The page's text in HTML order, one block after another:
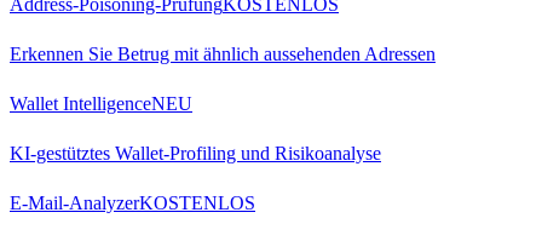
Address-Poisoning-PrüfungKOSTENLOS
Erkennen Sie Betrug mit ähnlich aussehenden Adressen
Wallet IntelligenceNEU
KI-gestütztes Wallet-Profiling und Risikoanalyse
E-Mail-AnalyzerKOSTENLOS